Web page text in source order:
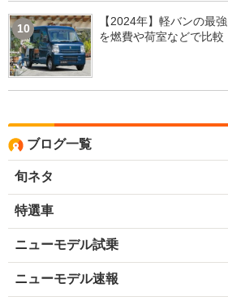
10
【2024年】軽バンの最
を燃費や荷室などで比較
ブログ一覧
旬ネタ
特選車
ニューモデル試乗
ニューモデル速報